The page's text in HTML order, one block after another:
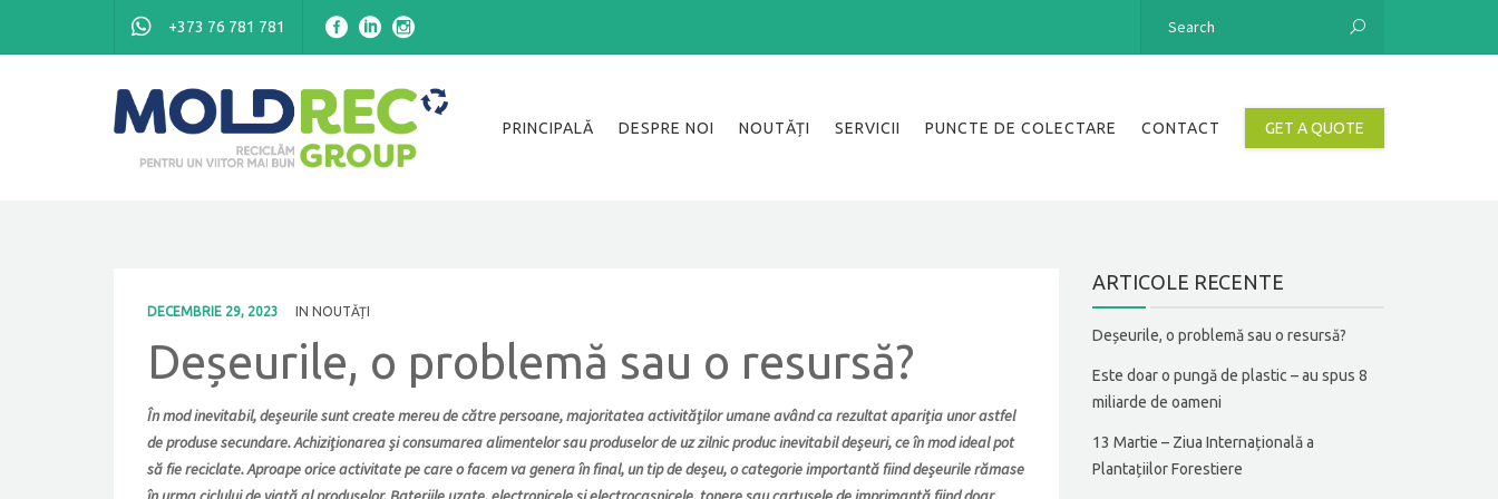
+373 76 781 781
PRINCIPALĂ DESPRE NOI NOUTĂȚI SERVICII PUNCTE DE COLECTARE CONTACT GET A QUOTE
DECEMBRIE 29, 2023 IN NOUTĂȚI
Deșeurile, o problemă sau o resursă?
În mod inevitabil, deșeurile sunt create mereu de către persoane, majoritatea activităților umane având ca rezultat apariția unor astfel
de produse secundare. Achiziționarea și consumarea alimentelor sau produselor de uz zilnic produc inevitabil deșeuri, ce în mod ideal pot
să fie reciclate. Aproape orice activitate pe care o facem va genera în final, un tip de deșeu, o categorie importantă fiind deșeurile rămase
ARTICOLE RECENTE
Deșeurile, o problemă sau o resursă?
Este doar o pungă de plastic – au spus 8
miliarde de oameni
13 Martie – Ziua Internațională a
Plantațiilor Forestiere